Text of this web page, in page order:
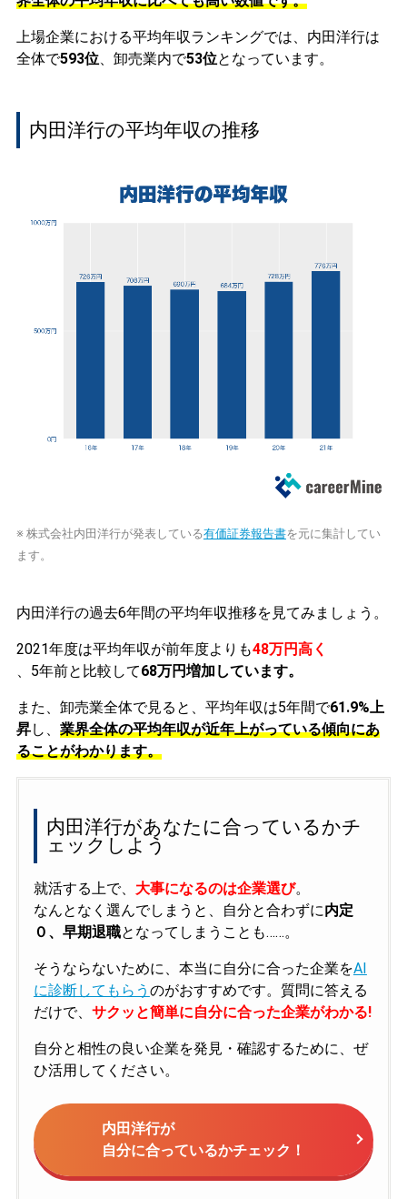
上場企業における平均年収ランキングでは、内田洋行は
全体で593位、卸売業内で53位となっています。
内田洋行の平均年収の推移
※ 株式会社内田洋行が発表している有価証券報告書を元に集計してい
ます。
内田洋行の過去6年間の平均年収推移を見てみましょう。
2021年度は平均年収が前年度よりも48万円高く
、5年前と比較して68万円増加しています。
また、卸売業全体で見ると、平均年収は5年間で61.9%上
昇し、 業界全体の平均年収が近年上がっている傾向にあ
ることがわかります。
内田洋行があなたに合っているかチ
ェックしよう
就活する上で、 大事になるのは企業選び。
なんとなく選んでしまうと、自分と合わずに内定
０、早期退職となってしまうことも……。
そうならないために、本当に自分に合った企業をAI
に診断してもらう のがおすすめです。質問に答える
だけで、 サクッと簡単に自分に合った企業がわかる!
自分と相性の良い企業を発見・確認するために、ぜ
ひ活用してください。
内田洋行が
自分に合っているかチェック！